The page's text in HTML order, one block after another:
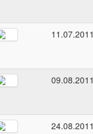
11.07.2011
09.08.2011
24.08.2011